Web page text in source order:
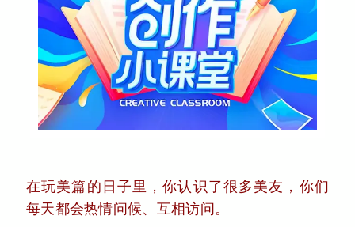
在玩美篇的日子里，你认识了很多美友，你们
每天都会热情问候、互相访问。